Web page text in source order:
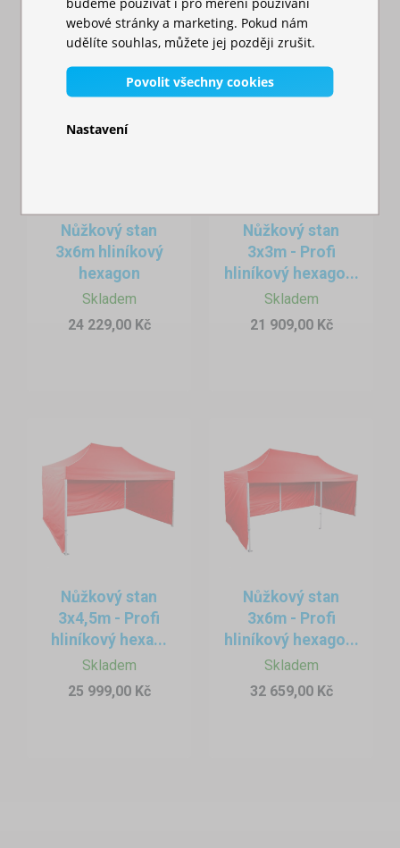
Nůžkový stan
3x6m hliníkový
hexagon
Skladem
24 229,00 Kč
Nůžkový stan
3x3m - Profi
hliníkový hexago...
Skladem
21 909,00 Kč
Nůžkový stan
3x4,5m - Profi
hliníkový hexa...
Skladem
25 999,00 Kč
Nůžkový stan
3x6m - Profi
hliníkový hexago...
Skladem
32 659,00 Kč
webové stránky a marketing. Pokud nám
udělíte souhlas, můžete jej později zrušit.
Povolit všechny cookies
Nastavení